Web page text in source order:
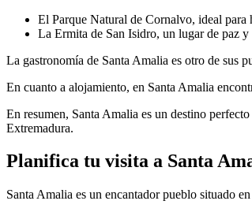
El Parque Natural de Cornalvo, ideal
La Ermita de San Isidro, un lugar de paz
La gastronomía de Santa Amalia es otro de sus
En cuanto a alojamiento, en Santa Amalia
En resumen, Santa Amalia es un destino
Extremadura.
Planifica tu visita a Santa
Santa Amalia es un encantador pueblo situado